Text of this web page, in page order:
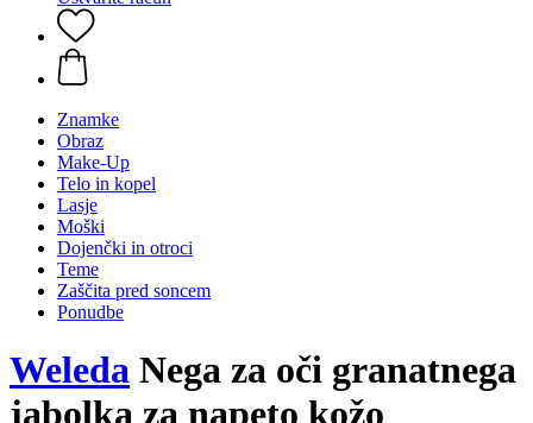
Znamke
Obraz
Make-Up
Telo in kopel
Lasje
Moški
Dojenčki in otroci
Teme
Zaščita pred soncem
Ponudbe
Weleda Nega za oči granatnega
jabolka za napeto kožo